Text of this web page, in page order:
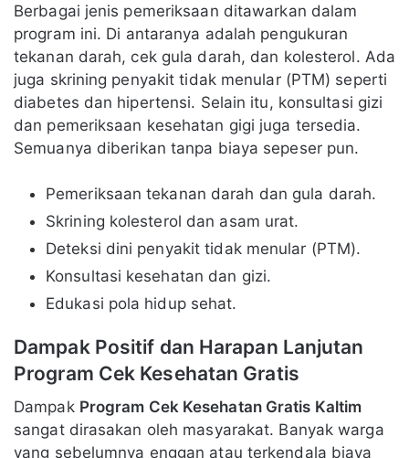
Berbagai jenis pemeriksaan ditawarkan dalam
program ini. Di antaranya adalah pengukuran
tekanan darah, cek gula darah, dan kolesterol. Ada
juga skrining penyakit tidak menular (PTM) seperti
diabetes dan hipertensi. Selain itu, konsultasi gizi
dan pemeriksaan kesehatan gigi juga tersedia.
Semuanya diberikan tanpa biaya sepeser pun.
Pemeriksaan tekanan darah dan gula darah.
Skrining kolesterol dan asam urat.
Deteksi dini penyakit tidak menular (PTM).
Konsultasi kesehatan dan gizi.
Edukasi pola hidup sehat.
Dampak Positif dan Harapan Lanjutan
Program Cek Kesehatan Gratis
Dampak Program Cek Kesehatan Gratis Kaltim
sangat dirasakan oleh masyarakat. Banyak warga
yang sebelumnya enggan atau terkendala biaya